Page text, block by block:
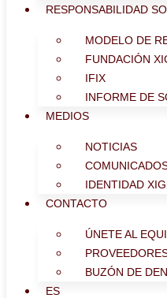
RESPONSABILIDAD
MODELO DE
FUNDACIÓN
IFIX
INFORME DE
MEDIOS
NOTICIAS
IDENTIDAD
CONTACTO
ÚNETE AL
BUZÓN DE
ES